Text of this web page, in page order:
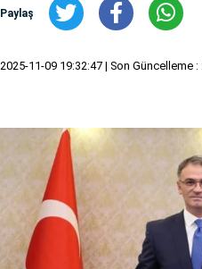
Paylaş
2025-11-09 19:32:47 | Son Güncelleme